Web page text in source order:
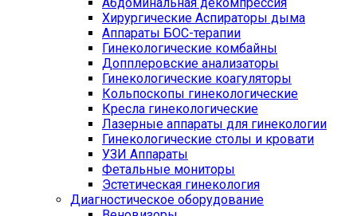
Хирургические Аспираторы дыма
Аппараты БОС-терапии
Гинекологические комбайны
Допплеровские анализаторы
Гинекологические коагуляторы
Кольпоскопы гинекологические
Кресла гинекологические
Лазерные аппараты для гинекологии
Гинекологические столы и кровати
УЗИ Аппараты
Фетальные мониторы
Эстетическая гинекология
Диагностическое оборудование